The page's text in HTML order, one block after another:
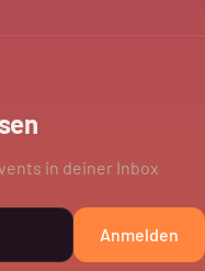
in deiner Inbox
Anmelden